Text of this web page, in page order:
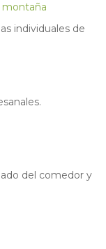
montaña
individuales de
del comedor y